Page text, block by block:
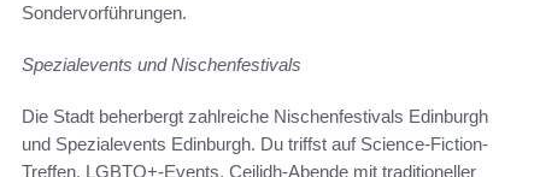
Sondervorführungen.
Spezialevents und Nischenfestivals
Die Stadt beherbergt zahlreiche Nischenfestivals Edinburgh
und Spezialevents Edinburgh. Du triffst auf Science-Fiction-
Treffen, LGBTQ+-Events, Ceilidh-Abende mit traditioneller